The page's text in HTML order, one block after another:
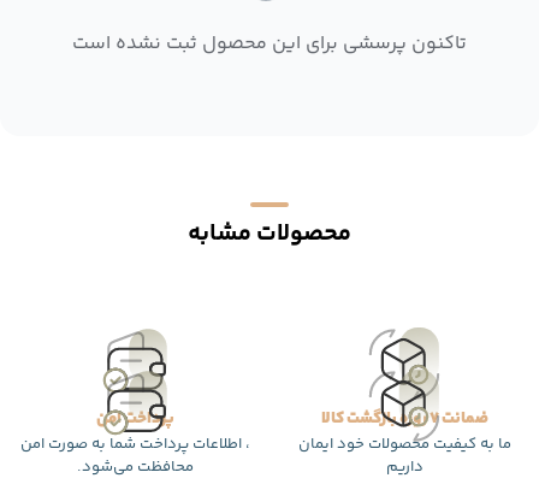
تاکنون پرسشی برای این محصول ثبت نشده است
محصولات مشابه
ضمانت 7 روزه بازگشت کالا
ما به کیفیت محصولات خود ایمان
داریم
پرداخت امن
، اطلاعات پرداخت شما به صورت امن
محافظت می‌شود.